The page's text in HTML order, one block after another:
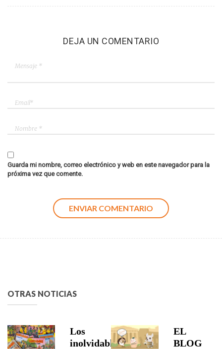
DEJA UN COMENTARIO
Guarda mi nombre, correo electrónico y web en este navegador para la
próxima vez que comente.
OTRAS NOTICIAS
Los
inolvidables
EL
BLOG